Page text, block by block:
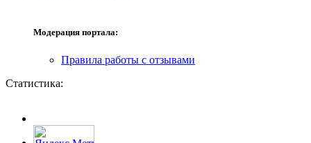
Модерация портала:
Правила работы с отзывами
Статистика: